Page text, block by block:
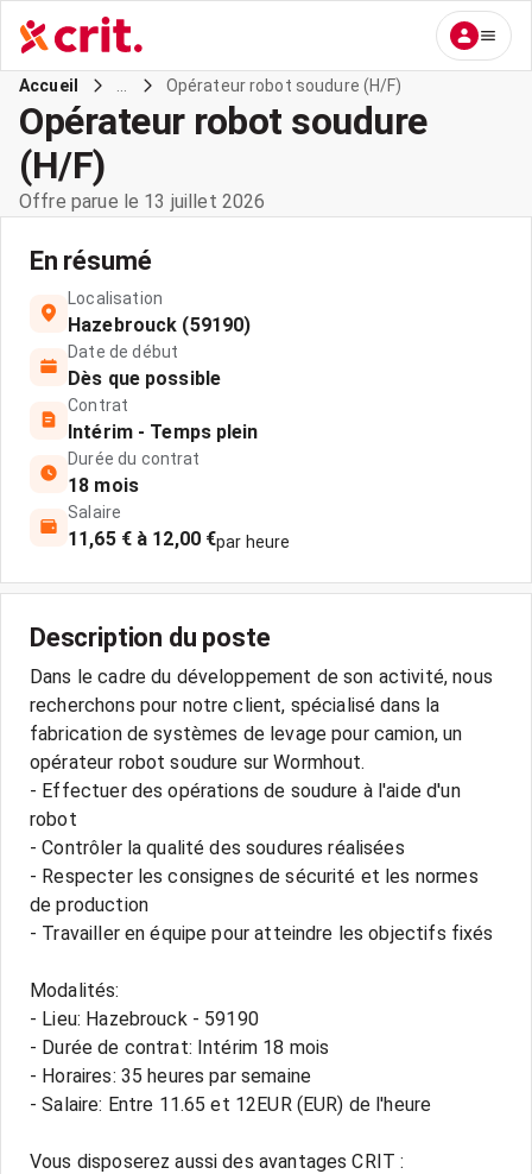
Accueil Opérateur robot soudure (H/F)
Opérateur robot soudure
(H/F)
Offre parue le 13 juillet 2026
En résumé
Localisation
Hazebrouck (59190)
Date de début
Dès que possible
Contrat
Intérim - Temps plein
Durée du contrat
18 mois
Salaire
11,65 € à 12,00 €par heure
Description du poste
Dans le cadre du développement de son activité, nous
recherchons pour notre client, spécialisé dans la
fabrication de systèmes de levage pour camion, un
opérateur robot soudure sur Wormhout.
- Effectuer des opérations de soudure à l'aide d'un
robot
- Contrôler la qualité des soudures réalisées
- Respecter les consignes de sécurité et les normes
de production
- Travailler en équipe pour atteindre les objectifs fixés
Modalités:
- Lieu: Hazebrouck - 59190
- Durée de contrat: Intérim 18 mois
- Horaires: 35 heures par semaine
- Salaire: Entre 11.65 et 12EUR (EUR) de l'heure
Vous disposerez aussi des avantages CRIT :